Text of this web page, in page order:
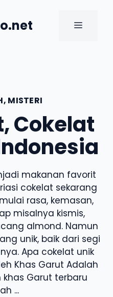
MENU
MISTERI
Cokelat
makanan favorit
cokelat sekarang
rasa, kemasan,
misalnya kismis,
almond. Namun
unik, baik dari segi
Apa cokelat unik
Khas Garut Adalah
Garut terbaru
...